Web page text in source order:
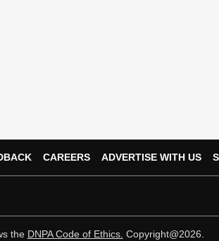
CAREERS ADVERTISE WITH US
the DNPA Code of Ethics. Copyright@2026.